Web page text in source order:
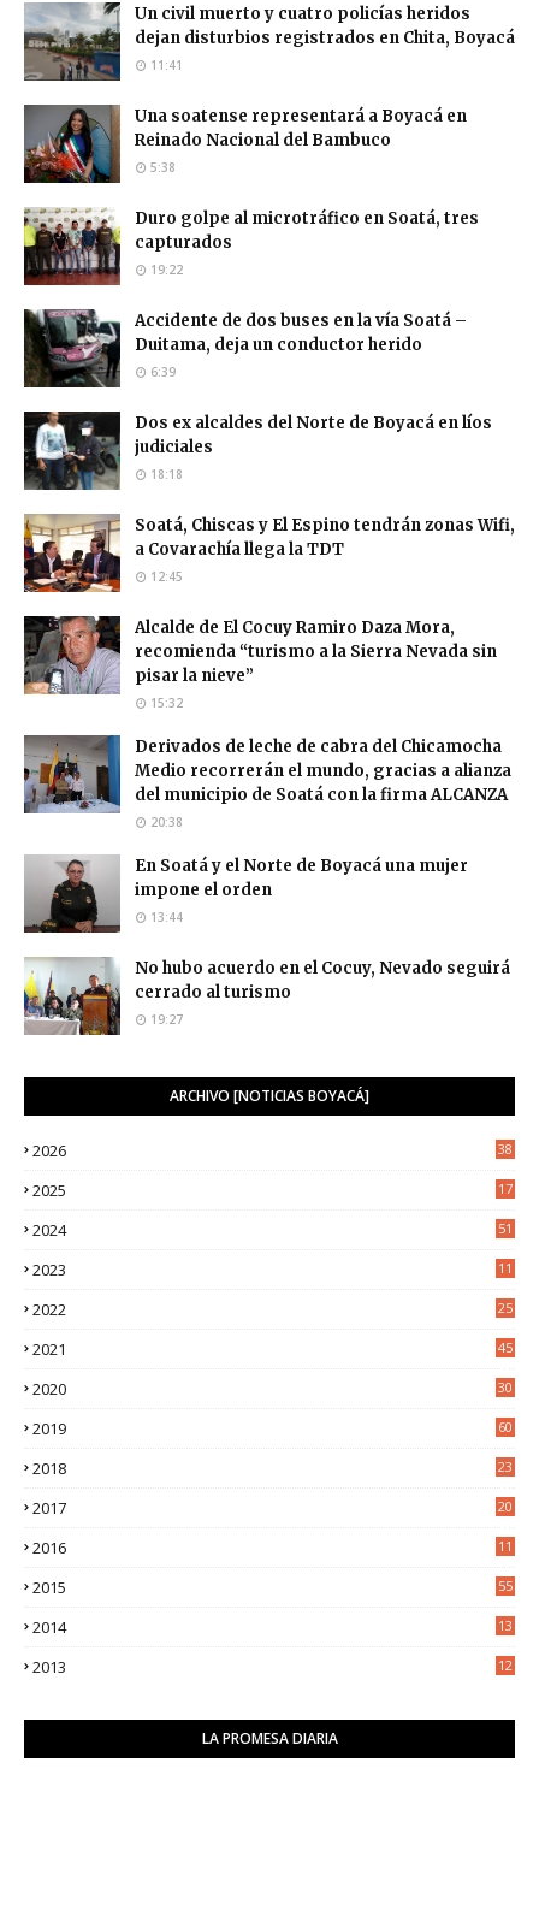
Un civil muerto y cuatro policías heridos
dejan disturbios registrados en Chita, Boyacá
11:41
Una soatense representará a Boyacá en
Reinado Nacional del Bambuco
5:38
Duro golpe al microtráfico en Soatá, tres
capturados
19:22
Accidente de dos buses en la vía Soatá –
Duitama, deja un conductor herido
6:39
Dos ex alcaldes del Norte de Boyacá en líos
judiciales
18:18
Soatá, Chiscas y El Espino tendrán zonas Wifi,
a Covarachía llega la TDT
12:45
Alcalde de El Cocuy Ramiro Daza Mora,
recomienda “turismo a la Sierra Nevada sin
pisar la nieve”
15:32
Derivados de leche de cabra del Chicamocha
Medio recorrerán el mundo, gracias a alianza
del municipio de Soatá con la firma ALCANZA
20:38
En Soatá y el Norte de Boyacá una mujer
impone el orden
13:44
No hubo acuerdo en el Cocuy, Nevado seguirá
cerrado al turismo
19:27
ARCHIVO [NOTICIAS BOYACÁ]
2026 38
2025
17
2024 51
2023
11
2022
25
2021
45
2020
30
2019 60
2018
23
2017
20
2016
11
2015 55
2014
13
2013
12
LA PROMESA DIARIA